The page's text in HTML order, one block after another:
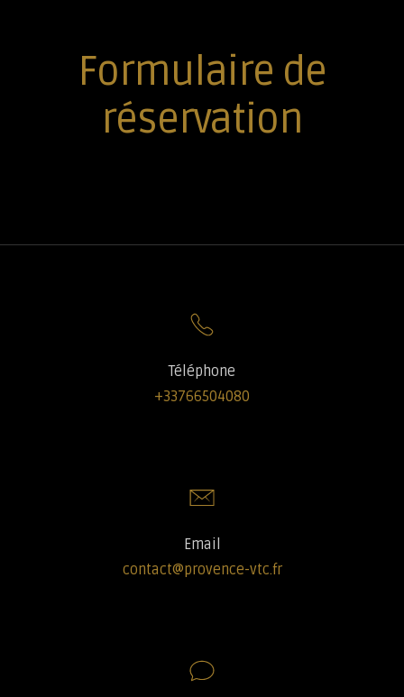
Formulaire de
réservation
Téléphone
+33766504080
Email
contact@provence-vtc.fr